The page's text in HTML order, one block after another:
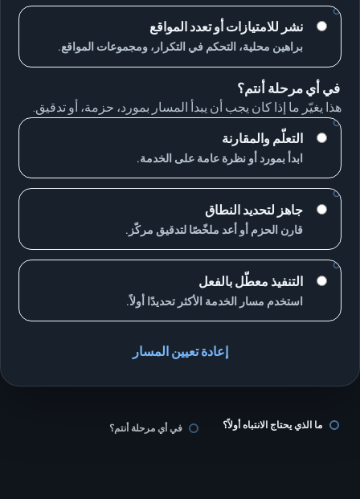
نشر للامتيازات أو تعدد المواقع
براهين محلية، التحكم في التكرار، ومجموعات المواقع.
في أي مرحلة أنتم؟
هذا يغيّر ما إذا كان يجب أن يبدأ المسار بمورد، حزمة، أو تدقيق.
التعلّم والمقارنة
ابدأ بمورد أو نظرة عامة على الخدمة.
جاهز لتحديد النطاق
قارن الحزم أو أعد ملخّصًا لتدقيق مركّز.
التنفيذ معطّل بالفعل
استخدم مسار الخدمة الأكثر تحديدًا أولاً.
إعادة تعيين المسار
ما الذي يحتاج الانتباه أولاً؟ في أي مرحلة أنتم؟